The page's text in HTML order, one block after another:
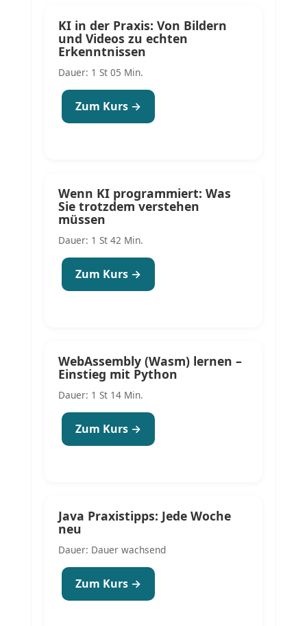
KI in der Praxis: Von Bildern
und Videos zu echten
Erkenntnissen
Dauer: 1 St 05 Min.
Zum Kurs →
Wenn KI programmiert: Was
Sie trotzdem verstehen
müssen
Dauer: 1 St 42 Min.
Zum Kurs →
WebAssembly (Wasm) lernen –
Einstieg mit Python
Dauer: 1 St 14 Min.
Zum Kurs →
Java Praxistipps: Jede Woche
neu
Dauer: Dauer wachsend
Zum Kurs →